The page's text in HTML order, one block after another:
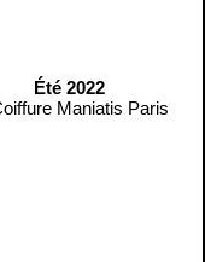
Été 2022